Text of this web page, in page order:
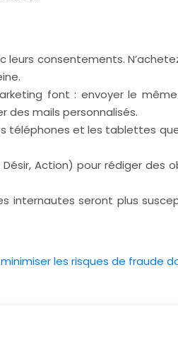
consentements.
font : envoyer le
des mails personnalisés.
téléphones et les tablettes
Action) pour rédiger des
internautes seront plus
les risques de fraude